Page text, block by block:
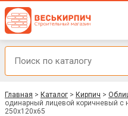
Главная > Каталог > Кирпич >
одинарный лицевой коричневый
250x120x65